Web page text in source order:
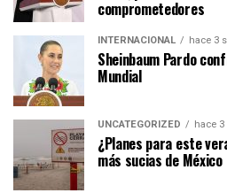
comprometedores
INTERNACIONAL hace 3
Sheinbaum Pardo
Mundial
UNCATEGORIZED hace
¿Planes para este
más sucias de México